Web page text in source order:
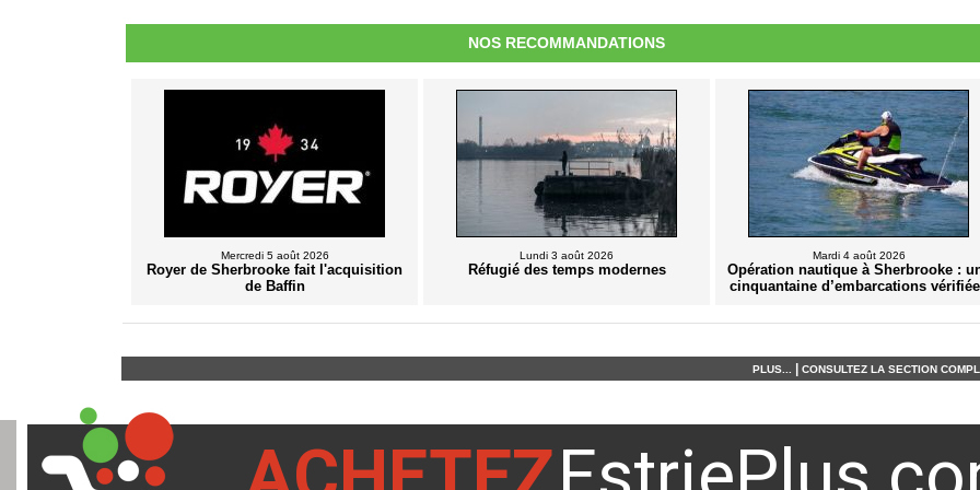
NOS RECOMMANDATIONS
Mercredi 5 août 2026
Royer de Sherbrooke fait l'acquisition
de Baffin
Lundi 3 août 2026
Réfugié des temps modernes
Mardi 4 août 2026
Opération nautique à Sherbrooke :
cinquantaine d’embarcations
PLUS... CONSULTEZ LA SECTION